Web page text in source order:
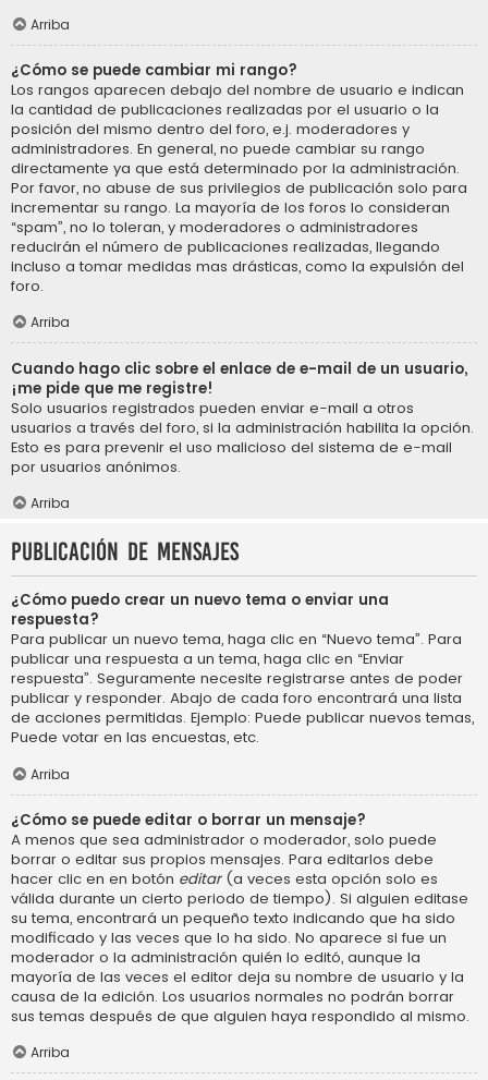
Arriba
¿Cómo se puede cambiar mi rango?
Los rangos aparecen debajo del nombre de usuario e indican
la cantidad de publicaciones realizadas por el usuario o la
posición del mismo dentro del foro, e.j. moderadores y
administradores. En general, no puede cambiar su rango
directamente ya que está determinado por la administración.
Por favor, no abuse de sus privilegios de publicación solo para
incrementar su rango. La mayoría de los foros lo consideran
“spam”, no lo toleran, y moderadores o administradores
reducirán el número de publicaciones realizadas, llegando
incluso a tomar medidas mas drásticas, como la expulsión del
foro.
Arriba
Cuando hago clic sobre el enlace de e-mail de un usuario,
¡me pide que me registre!
Solo usuarios registrados pueden enviar e-mail a otros
usuarios a través del foro, si la administración habilita la opción.
Esto es para prevenir el uso malicioso del sistema de e-mail
por usuarios anónimos.
Arriba
Publicación de mensajes
¿Cómo puedo crear un nuevo tema o enviar una
respuesta?
Para publicar un nuevo tema, haga clic en “Nuevo tema”. Para
publicar una respuesta a un tema, haga clic en “Enviar
respuesta”. Seguramente necesite registrarse antes de poder
publicar y responder. Abajo de cada foro encontrará una lista
de acciones permitidas. Ejemplo: Puede publicar nuevos temas,
Puede votar en las encuestas, etc.
Arriba
¿Cómo se puede editar o borrar un mensaje?
A menos que sea administrador o moderador, solo puede
borrar o editar sus propios mensajes. Para editarlos debe
hacer clic en en botón editar(a veces esta opción solo es
válida durante un cierto periodo de tiempo). Si alguien editase
su tema, encontrará un pequeño texto indicando que ha sido
modificado y las veces que lo ha sido. No aparece si fue un
moderador o la administración quién lo editó, aunque la
mayoría de las veces el editor deja su nombre de usuario y la
causa de la edición. Los usuarios normales no podrán borrar
sus temas después de que alguien haya respondido al mismo.
Arriba